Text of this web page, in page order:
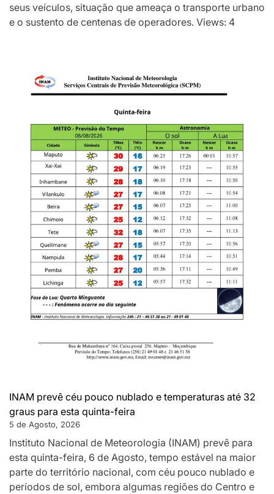
seus veículos, situação que ameaça o transporte urbano
e o sustento de centenas de operadores. Views: 4
INAM prevê céu pouco nublado e temperaturas até 32
graus para esta quinta-feira
5 de Agosto, 2026
Instituto Nacional de Meteorologia (INAM) prevê para
esta quinta-feira, 6 de Agosto, tempo estável na maior
parte do território nacional, com céu pouco nublado e
períodos de sol, embora algumas regiões do Centro e